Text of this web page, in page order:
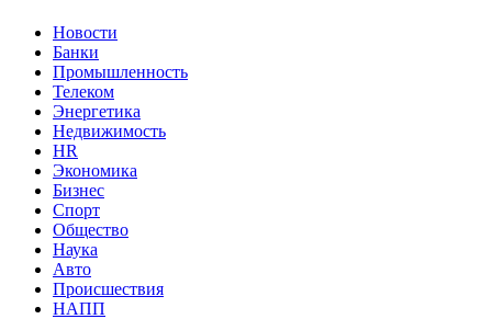
Новости
Банки
Промышленность
Телеком
Энергетика
Недвижимость
HR
Экономика
Бизнес
Спорт
Общество
Наука
Авто
Происшествия
НАПП